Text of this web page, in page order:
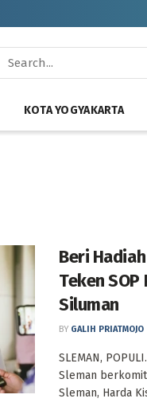
KOTA YOGYAKARTA
Beri
Teken
Siluman
BY GALIH PRIATMOJO
SLEMAN,
Sleman
Sleman, Harda